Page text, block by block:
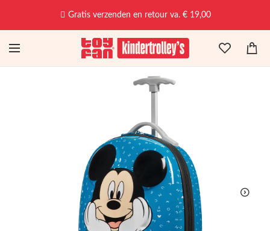
Gratis verzenden en retour va. € 19,00